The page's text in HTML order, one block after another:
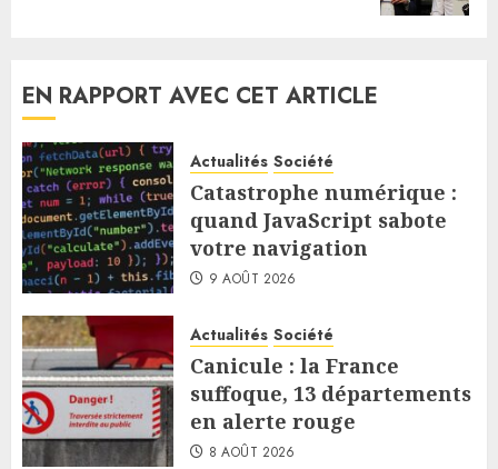
EN RAPPORT AVEC CET ARTICLE
Actualités Société
Catastrophe numérique :
quand JavaScript sabote
votre navigation
9 AOÛT 2026
Actualités Société
Canicule : la France
suffoque, 13 départements
en alerte rouge
8 AOÛT 2026